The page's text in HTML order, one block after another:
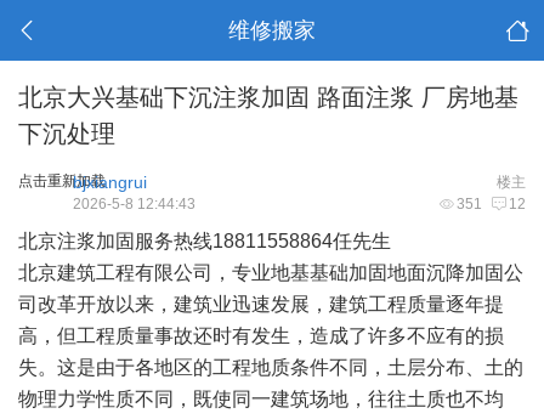
维修搬家
北京大兴基础下沉注浆加固 路面注浆 厂房地基
下沉处理
点击重新加载 楼主
bjxiangrui
351 12
2026-5-8 12:44:43
北京注浆加固服务热线18811558864任先生
北京建筑工程有限公司，专业地基基础加固地面沉降加固公
司改革开放以来，建筑业迅速发展，建筑工程质量逐年提
高，但工程质量事故还时有发生，造成了许多不应有的损
失。这是由于各地区的工程地质条件不同，土层分布、土的
物理力学性质不同，既使同一建筑场地，往往土质也不均